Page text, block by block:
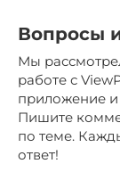
Вопросы
Мы
работе с
приложение
Пишите
по теме.
ответ!